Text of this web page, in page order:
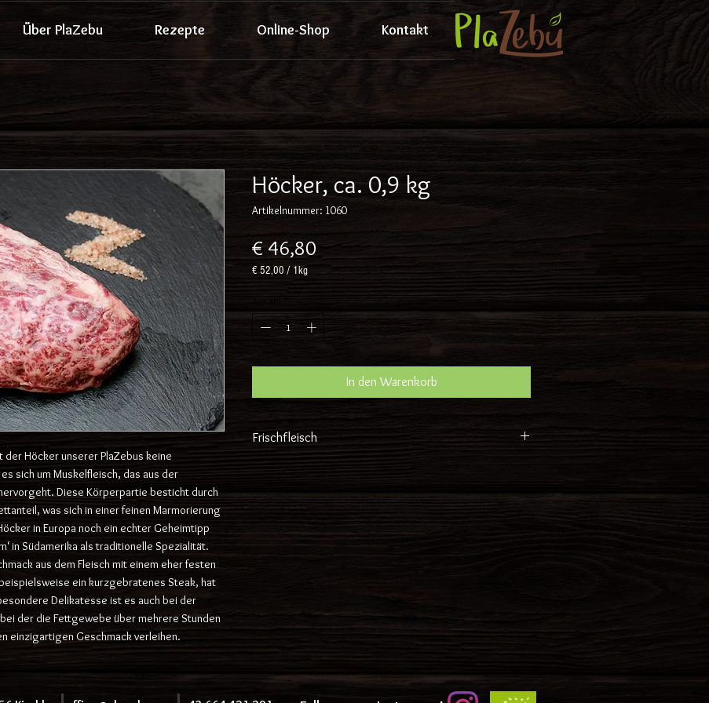
Über PlaZebu Rezepte Online-Shop Kontakt
Höcker unserer PlaZebus keine
sich um Muskelfleisch, das aus der
Diese Körperpartie besticht durch
was sich in einer feinen Marmorierung
in Europa noch ein echter Geheimtipp
in Südamerika als traditionelle Spezialität.
aus dem Fleisch mit einem eher festen
ein kurzgebratenes Steak, hat
Delikatesse ist es auch bei der
der die Fettgewebe über mehrere Stunden
einzigartigen Geschmack verleihen.
Höcker, ca. 0,9 kg
Artikelnummer: 1060
€ 46,80 Preis
€ 52,00 /1kg
pro
1
Kilogramm
Anzahl
In den Warenkorb
Frischfleisch
Gewicht und demenstprechender Preis sind
tatsächlichem Gewicht und Preis abgerechnet.
Versand wird Frischfleisch nur an den angeführten